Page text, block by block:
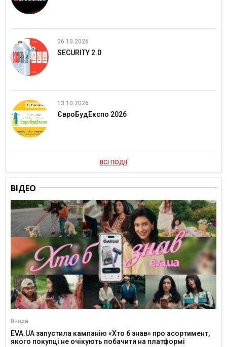
06.10.2026
SECURITY 2.0
13.10.2026
ЄвроБудЕкспо 2026
ВСІ ПОДІЇ
ВІДЕО
Вчора
EVA.UA запустила кампанію «Хто б знав» про асортимент,
якого покупці не очікують побачити на платформі